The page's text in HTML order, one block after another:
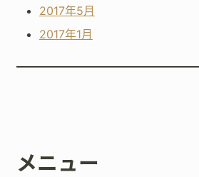
2017年5月
2017年1月
メニュー